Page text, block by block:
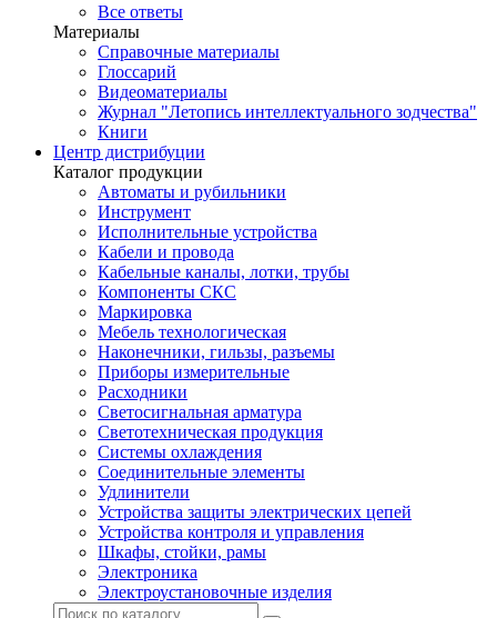
Все ответы
Материалы
Справочные материалы
Глоссарий
Видеоматериалы
Журнал "Летопись интеллектуального зодчества"
Книги
Центр дистрибуции
Каталог продукции
Автоматы и рубильники
Инструмент
Исполнительные устройства
Кабели и провода
Кабельные каналы, лотки, трубы
Компоненты СКС
Маркировка
Мебель технологическая
Наконечники, гильзы, разъемы
Приборы измерительные
Расходники
Светосигнальная арматура
Светотехническая продукция
Системы охлаждения
Соединительные элементы
Удлинители
Устройства защиты электрических цепей
Устройства контроля и управления
Шкафы, стойки, рамы
Электроника
Электроустановочные изделия